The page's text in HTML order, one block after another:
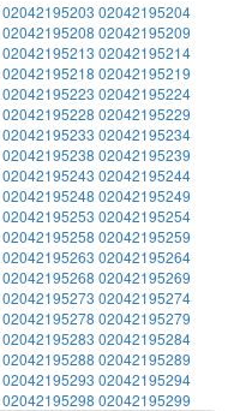
02042195203 02042195204
02042195208 02042195209
02042195213 02042195214
02042195218 02042195219
02042195223 02042195224
02042195228 02042195229
02042195233 02042195234
02042195238 02042195239
02042195243 02042195244
02042195248 02042195249
02042195253 02042195254
02042195258 02042195259
02042195263 02042195264
02042195268 02042195269
02042195273 02042195274
02042195278 02042195279
02042195283 02042195284
02042195288 02042195289
02042195293 02042195294
02042195298 02042195299